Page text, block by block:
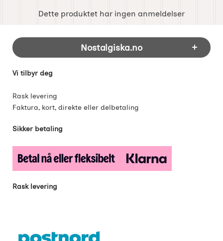
Dette produktet har ingen anmeldelser
Footer-innhold Blandet informasjon og
Nostalgiska.no
Vi tilbyr deg
Rask levering
Faktura, kort, direkte eller delbetaling
Sikker betaling
Rask levering